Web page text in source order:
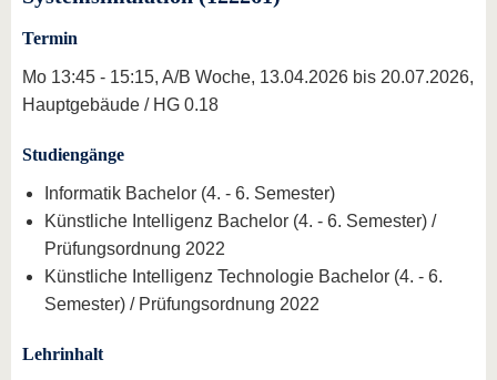
Termin
Mo 13:45 - 15:15, A/B Woche, 13.04.2026 bis 20.07.2026,
Hauptgebäude / HG 0.18
Studiengänge
Informatik Bachelor (4. - 6. Semester)
Künstliche Intelligenz Bachelor (4. - 6. Semester) /
Prüfungsordnung 2022
Künstliche Intelligenz Technologie Bachelor (4. - 6.
Semester) / Prüfungsordnung 2022
Lehrinhalt